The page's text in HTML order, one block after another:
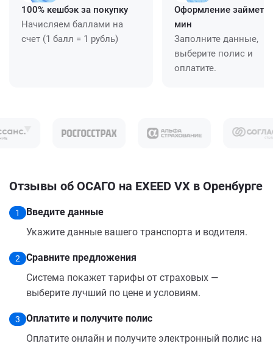
100% кешбэк за покупку
Начисляем баллами на
счет (1 балл = 1 рубль)
Оформление займет
мин
Заполните данные,
выберите полис и
оплатите.
Отзывы об ОСАГО на EXEED VX в Оренбурге
1
Введите данные
Укажите данные вашего транспорта и водителя.
2
Сравните предложения
Система покажет тарифы от страховых —
выберите лучший по цене и условиям.
3
Оплатите и получите полис
Оплатите онлайн и получите электронный полис на